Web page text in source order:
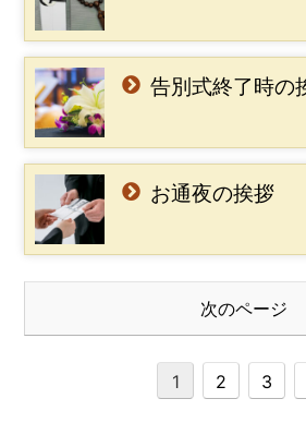
告別式終了時の
お通夜の挨拶
次のページ
1 2 3